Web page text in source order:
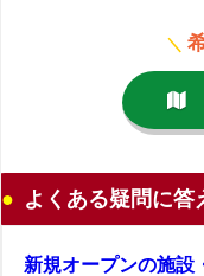
＼
よくある疑問に答
新規オープンの施設